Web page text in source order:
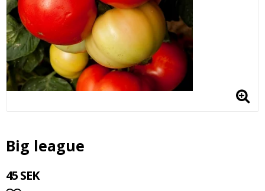
Big league
45 SEK